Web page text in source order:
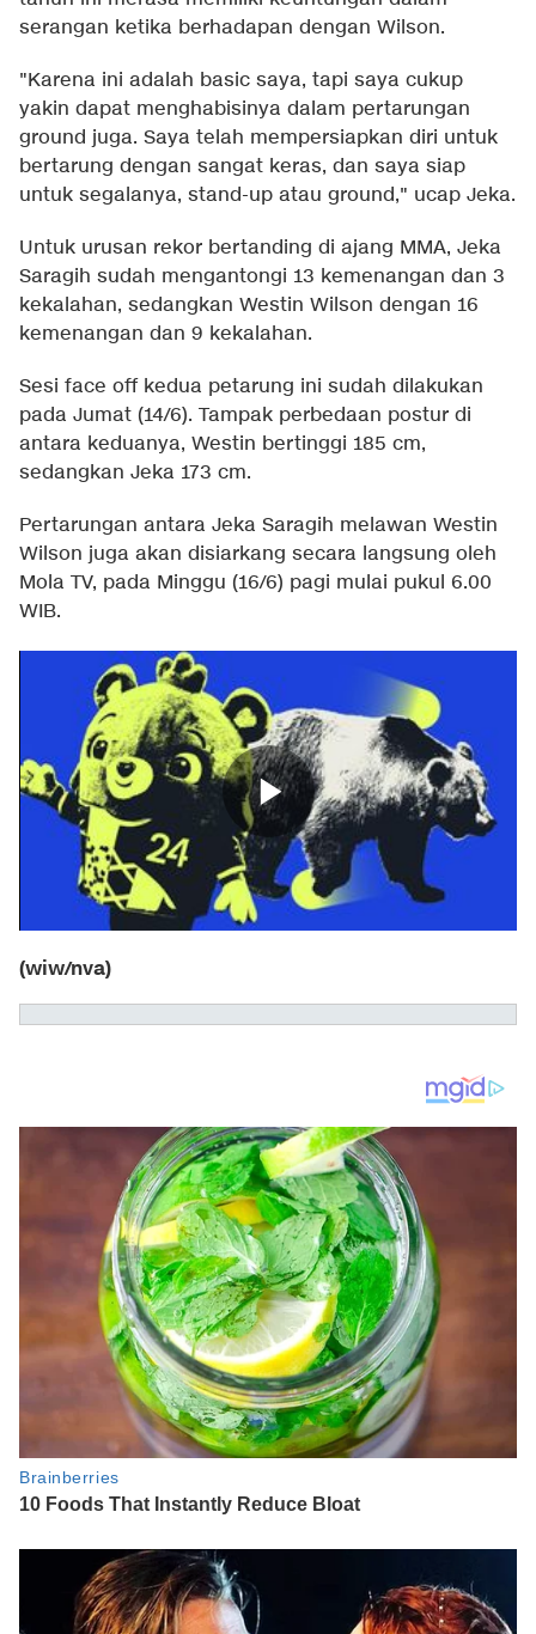
serangan ketika berhadapan dengan Wilson.
"Karena ini adalah basic saya, tapi saya cukup
yakin dapat menghabisinya dalam pertarungan
ground juga. Saya telah mempersiapkan diri untuk
bertarung dengan sangat keras, dan saya siap
untuk segalanya, stand-up atau ground," ucap Jeka.
Untuk urusan rekor bertanding di ajang MMA, Jeka
Saragih sudah mengantongi 13 kemenangan dan 3
kekalahan, sedangkan Westin Wilson dengan 16
kemenangan dan 9 kekalahan.
Sesi face off kedua petarung ini sudah dilakukan
pada Jumat (14/6). Tampak perbedaan postur di
antara keduanya, Westin bertinggi 185 cm,
sedangkan Jeka 173 cm.
Pertarungan antara Jeka Saragih melawan Westin
Wilson juga akan disiarkang secara langsung oleh
Mola TV, pada Minggu (16/6) pagi mulai pukul 6.00
WIB.
(wiw/nva)